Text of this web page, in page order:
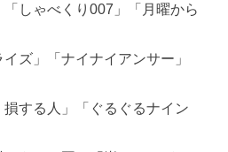
しゃべくり007」「月曜から
ズ」「ナイナイアンサー」
する人」「ぐるぐるナイン